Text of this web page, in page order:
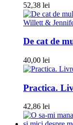
52,38 lei
Willett &
De cat de
40,00 lei
Practica.
42,86 lei